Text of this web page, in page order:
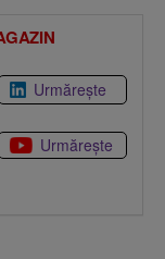
Urmărește
Urmărește